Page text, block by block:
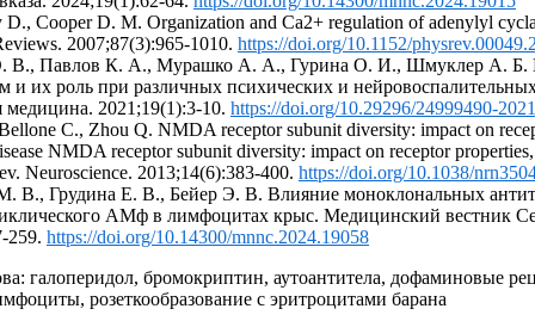
Cooper D. M. Organization and Ca2+ regulation of adenylyl
2007;87(3):965-1010. https://doi.org/10.1152/
В., Павлов К. А., Мурашко А. А., Гурина О. И., Шмуклер А. Б.
и их роль при различных психических и
медицина. 2021;19(1):3-10. https://doi.org/10.29296/24999490-
C., Zhou Q. NMDA receptor subunit diversity: impact on
NMDA receptor subunit diversity: impact on receptor
Neuroscience. 2013;14(6):383-400. https://doi.org/10.1038/
В., Грудина Е. В., Бейер Э. В. Влияние моноклональных
АМф в лимфоцитах крыс. Медицинский вестник
259. https://doi.org/10.14300/mnnc.2024.19058
галоперидол, бромокриптин, аутоантитела, дофаминовые
розеткообразование с эритроцитами барана